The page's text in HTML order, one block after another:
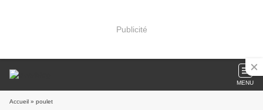
Publicité
MENU
Accueil » poulet